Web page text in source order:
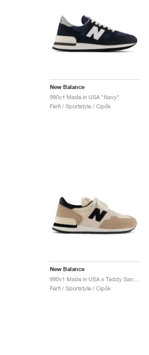
New Balance
990v1 Made in USA "Navy"
Férfi / Sportstyle / Cipők
New Balance
Férfi / Sportstyle / Cipők